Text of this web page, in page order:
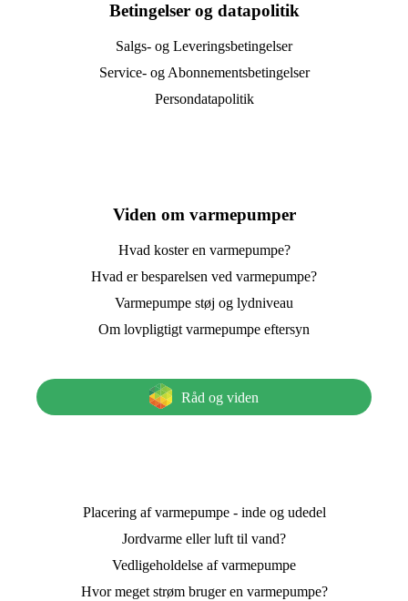
Betingelser og datapolitik
Salgs- og Leveringsbetingelser
Service- og Abonnementsbetingelser
Persondatapolitik
Viden om varmepumper
Hvad koster en varmepumpe?
Hvad er besparelsen ved varmepumpe?
Varmepumpe støj og lydniveau
Om lovpligtigt varmepumpe eftersyn
Råd og viden
Placering af varmepumpe - inde og udedel
Jordvarme eller luft til vand?
Vedligeholdelse af varmepumpe
Hvor meget strøm bruger en varmepumpe?